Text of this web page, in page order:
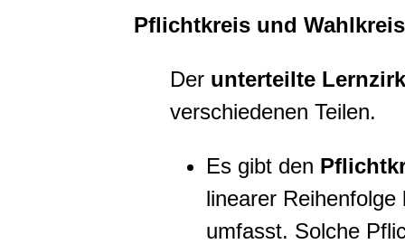
Pflichtkreis und Wahlkreis
Der unterteilte
verschiedenen Teilen.
Es gibt den
linearer
umfasst. Solche